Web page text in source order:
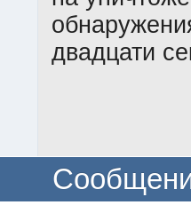
двадцати